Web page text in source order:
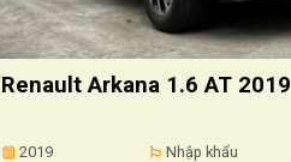
Renault Arkana 1.6 AT 2019
calendar_month 2019 emoji_flags Nhập khẩu